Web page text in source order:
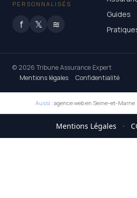
PERSONNALISÉS
f 𝕏 ≋
Guides
© 2026 Tribune Assurance Expert
Mentions légales
Confidentialité
Aussi : agence web en Seine-et-Marne
Mentions Légales ·